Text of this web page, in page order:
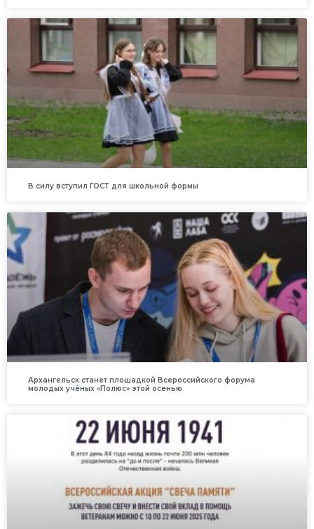
В силу вступил ГОСТ для школьной формы
Архангельск станет площадкой Всероссийского форума
молодых учёных «Полюс» этой осенью